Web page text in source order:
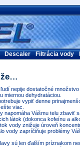
Descaler Filtrácia vody
že…
nepije dostatočné
miernou dehydratáciou.
vypiť denne
viac.
napomáha Vášmu telu zbaviť
látok (dokonca kofeínu a
vody znižuje úroveň
vody zapríčiňuje problémy
sú len ďalším príznakom